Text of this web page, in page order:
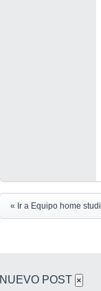
« Ir a Equipo home
NUEVO POST ×